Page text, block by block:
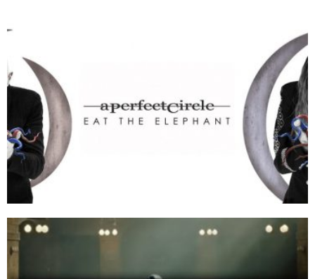
DE JAARLIJST VAN 2018: DE BESTE ALBUMS VAN HAIKO